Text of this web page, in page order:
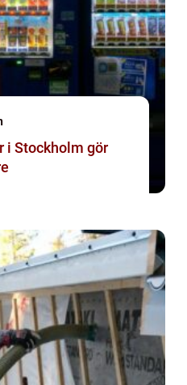
i Stockholm gör